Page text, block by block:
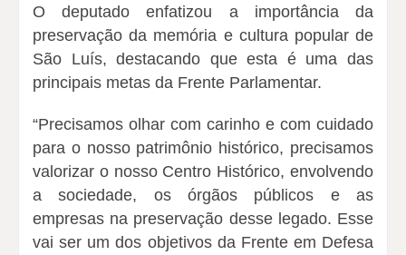
O deputado enfatizou a importância da
preservação da memória e cultura popular de
São Luís, destacando que esta é uma das
principais metas da Frente Parlamentar.
“Precisamos olhar com carinho e com cuidado
para o nosso patrimônio histórico, precisamos
valorizar o nosso Centro Histórico, envolvendo
a sociedade, os órgãos públicos e as
empresas na preservação desse legado. Esse
vai ser um dos objetivos da Frente em Defesa